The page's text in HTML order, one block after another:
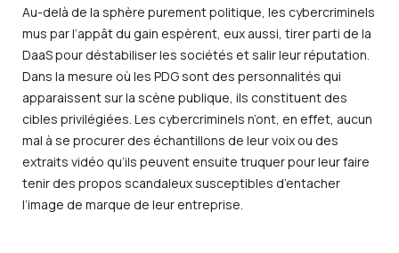
Au-delà de la sphère purement politique, les cybercriminels
mus par l’appât du gain espèrent, eux aussi, tirer parti de la
DaaS pour déstabiliser les sociétés et salir leur réputation.
Dans la mesure où les PDG sont des personnalités qui
apparaissent sur la scène publique, ils constituent des
cibles privilégiées. Les cybercriminels n’ont, en effet, aucun
mal à se procurer des échantillons de leur voix ou des
extraits vidéo qu’ils peuvent ensuite truquer pour leur faire
tenir des propos scandaleux susceptibles d’entacher
l’image de marque de leur entreprise.